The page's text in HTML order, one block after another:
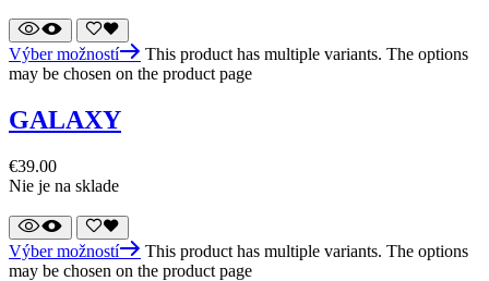
Výber možností
This product has multiple variants. The options
may be chosen on the product page
GALAXY
€39.00
Nie je na sklade
Výber možností
This product has multiple variants. The options
may be chosen on the product page